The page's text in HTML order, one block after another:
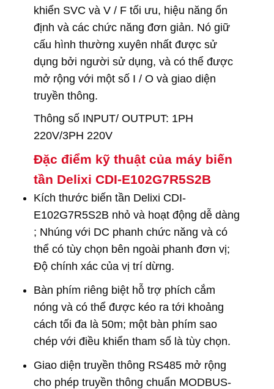
khiển SVC và V / F tối ưu, hiệu năng ổn
định và các chức năng đơn giản. Nó giữ
cấu hình thường xuyên nhất được sử
dụng bởi người sử dụng, và có thể được
mở rộng với một số I / O và giao diện
truyền thông.
Thông số INPUT/ OUTPUT: 1PH
220V/3PH 220V
Đặc điểm kỹ thuật của máy biến
tần Delixi CDI-E102G7R5S2B
Kích thước biến tần Delixi CDI-
E102G7R5S2B nhỏ và hoạt động dễ dàng
; Nhúng với DC phanh chức năng và có
thể có tùy chọn bên ngoài phanh đơn vị;
Độ chính xác của vị trí dừng.
Bàn phím riêng biệt hỗ trợ phích cắm
nóng và có thể được kéo ra tới khoảng
cách tối đa là 50m; một bàn phím sao
chép với điều khiển tham số là tùy chọn.
Giao diện truyền thông RS485 mở rộng
cho phép truyền thông chuẩn MODBUS-